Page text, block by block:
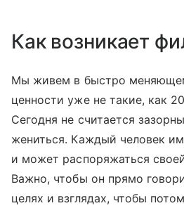
Как возникает
Мы живем в быстро
ценности уже не такие, как
Сегодня не считается
жениться. Каждый человек
и может распоряжаться
Важно, чтобы он прямо
целях и взглядах, чтобы